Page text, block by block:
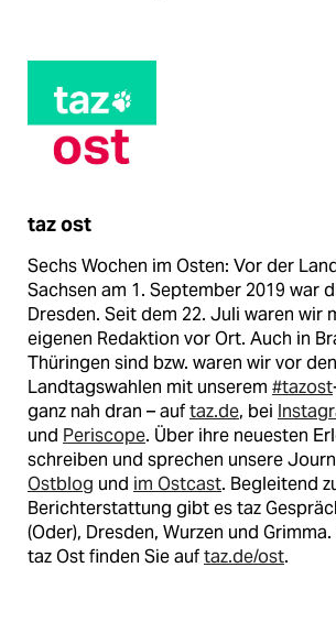
taz ost
Sechs Wochen im Osten: Vor der
Sachsen am 1. September 2019 war
Dresden. Seit dem 22. Juli waren wir
eigenen Redaktion vor Ort. Auch in
Thüringen sind bzw. waren wir vor den
Landtagswahlen mit unserem #tazost
ganz nah dran – auftaz.de, bei
und Periscope. Über ihre neuesten
schreiben und sprechen unsere
Ostblog und im Ostcast. Begleitend
Berichterstattung gibt es taz
(Oder), Dresden, Wurzen und
taz Ost finden Sie auftaz.de/ost.